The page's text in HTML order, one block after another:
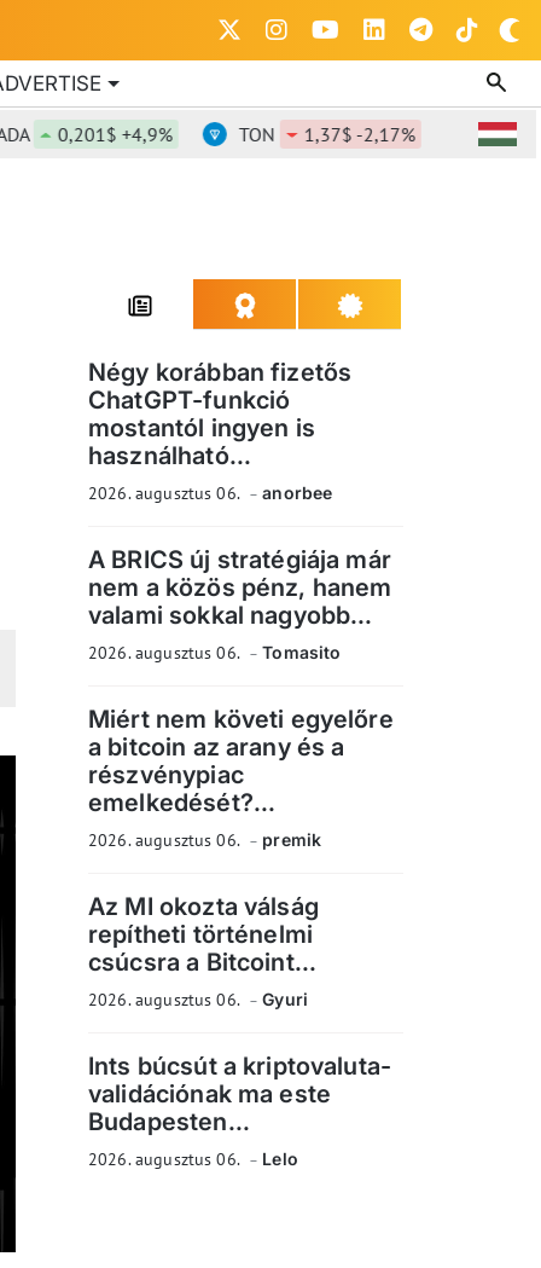
0,201$ +4,9% TON 1,37$ -2,17% DOT
Négy korábban fizetős
ChatGPT-funkció
mostantól ingyen is
használható...
2026. augusztus 06. anorbee
A BRICS új stratégiája már
nem a közös pénz, hanem
valami sokkal nagyobb...
2026. augusztus 06. Tomasito
Miért nem követi egyelőre
a bitcoin az arany és a
részvénypiac
emelkedését?...
2026. augusztus 06. premik
Az MI okozta válság
repítheti történelmi
csúcsra a Bitcoint...
2026. augusztus 06. Gyuri
Ints búcsút a kriptovaluta-
validációnak ma este
Budapesten...
2026. augusztus 06. Lelo